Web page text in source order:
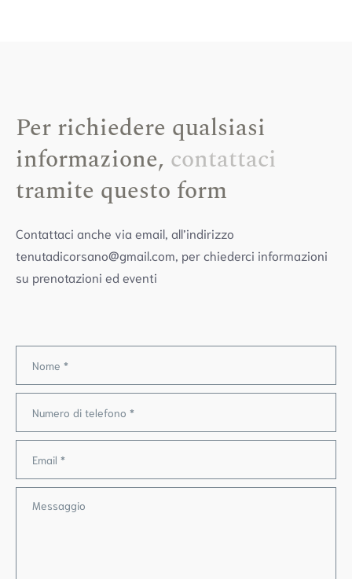
Per richiedere qualsiasi
informazione, contattaci
tramite questo form
Contattaci anche via email, all’indirizzo
tenutadicorsano@gmail.com, per chiederci informazioni
su prenotazioni ed eventi